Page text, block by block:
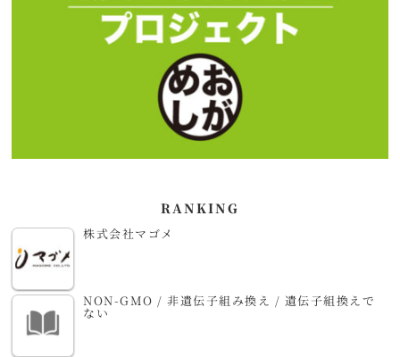
RANKING
株式会社マゴメ
NON-GMO / 非遺伝子組み換え / 遺伝子組換えで
ない